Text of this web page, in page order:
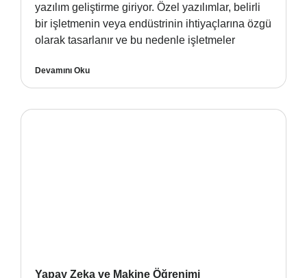
yazılım geliştirme giriyor. Özel yazılımlar, belirli
bir işletmenin veya endüstrinin ihtiyaçlarına özgü
olarak tasarlanır ve bu nedenle işletmeler
Devamını Oku
Yapay Zeka ve Makine Öğrenimi